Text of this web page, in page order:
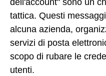
tattica. Questi
alcuna azienda,
servizi di posta
scopo di rubare le
utenti.